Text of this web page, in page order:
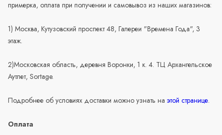
примерка, оплата при получении и самовывоз из наших магазинов:
1) Москва, Кутузовский проспект 48, Галереи "Времена Года", 3
этаж.
2)Московская область, деревня Воронки, 1 к. 4. ТЦ Архангельское
Аутлет, Sortage.
Подробнее об условиях доставки можно узнать на этой странице.
Оплата